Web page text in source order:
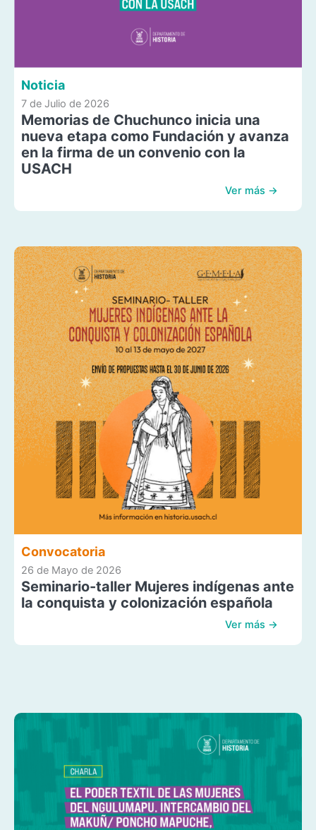
Noticia
7 de Julio de 2026
Memorias de Chuchunco inicia una
nueva etapa como Fundación y avanza
en la firma de un convenio con la
USACH
Ver más →
Convocatoria
26 de Mayo de 2026
Seminario-taller Mujeres indígenas ante
la conquista y colonización española
Ver más →